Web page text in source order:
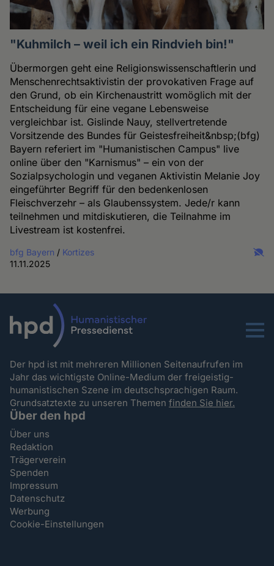
"Kuhmilch – weil ich ein Rindvieh bin!"
Übermorgen geht eine Religionswissenschaftlerin und
Menschenrechtsaktivistin der provokativen Frage auf
den Grund, ob ein Kirchenaustritt womöglich mit der
Entscheidung für eine vegane Lebensweise
vergleichbar ist. Gislinde Nauy, stellvertretende
Vorsitzende des Bundes für Geistesfreiheit&nbsp;(bfg)
Bayern referiert im "Humanistischen Campus" live
online über den "Karnismus" – ein von der
Sozialpsychologin und veganen Aktivistin Melanie Joy
eingeführter Begriff für den bedenkenlosen
Fleischverzehr – als Glaubenssystem. Jede/r kann
teilnehmen und mitdiskutieren, die Teilnahme im
Livestream ist kostenfrei.
bfg Bayern / Kortizes
11.11.2025
Menu
Der hpd ist mit mehreren Millionen Seitenaufrufen im
Jahr das wichtigste Online-Medium der freigeistig-
humanistischen Szene im deutschsprachigen Raum.
Grundsatztexte zu unseren Themenfinden Sie hier.
Über den hpd
Über uns
Redaktion
Trägerverein
Spenden
Impressum
Datenschutz
Werbung
Cookie-Einstellungen